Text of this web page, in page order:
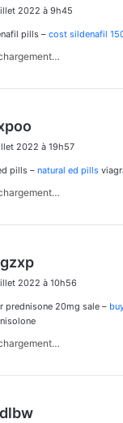
t
2022 à 9h45
pills – cost sildenafil
t
2022 à 19h57
pills – natural ed pills
t
:
2022 à 10h56
prednisone 20mg sale –